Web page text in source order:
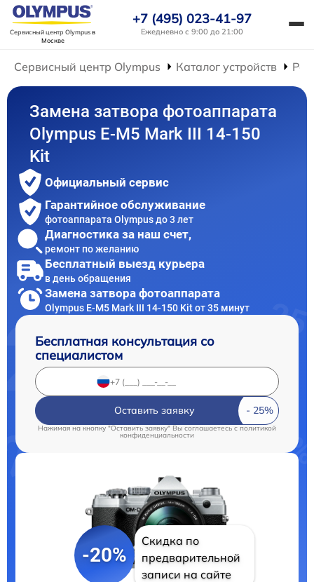
Сервисный центр Olympusв
Москве
+7 (495) 023-41-97
Ежедневно с 9:00 до 21:00
Сервисный центр Olympus Каталог устройств
Замена затвора фотоаппарата
Olympus E‑M5 Mark III 14-150
Kit
Официальный сервис
Гарантийное обслуживание
фотоаппарата Olympus до 3 лет
Диагностика за наш счет,
ремонт по желанию
Бесплатный выезд курьера
в день обращения
Замена затвора фотоаппарата
Olympus E‑M5 Mark III 14-150 Kit от 35 минут
Бесплатная консультация со
специалистом
Оставить заявку
Нажимая на кнопку "Оставить заявку" Вы соглашаетесь c политикой
конфиденциальности
-20%
Скидка по
предварительной
записи на сайте